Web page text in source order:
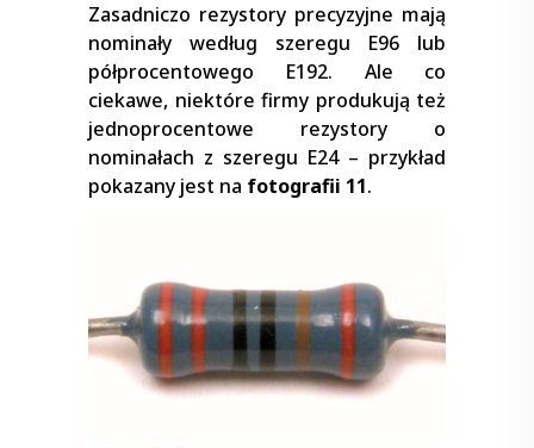
Zasadniczo rezystory precyzyjne mają
nominały według szeregu E96 lub
półprocentowego E192. Ale co
ciekawe, niektóre firmy produkują też
jednoprocentowe rezystory o
nominałach z szeregu E24 – przykład
pokazany jest na fotografii 11.